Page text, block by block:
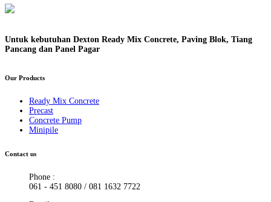
Untuk kebutuhan Dexton Ready Mix Concrete, Paving Blok, Tiang
Pancang dan Panel Pagar
Our Products
Ready Mix Concrete
Precast
Concrete Pump
Minipile
Contact us
Phone :
061 - 451 8080 / 081 1632 7722